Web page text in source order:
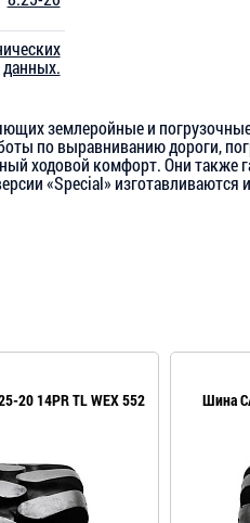
данных.
землеройные и
по выравниванию дороги,
ходовой комфорт. Они также
«Special» изготавливаются
20 14PR TL WEX 552 Шина